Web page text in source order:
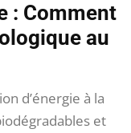
: Comment
au
d’énergie à la
et